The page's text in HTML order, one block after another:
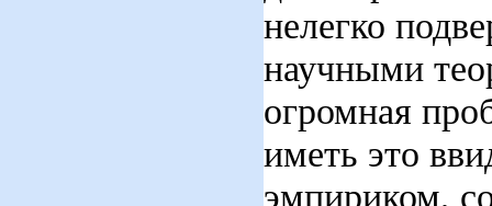
нелегко
научными
огромная
иметь это
эмпириком,